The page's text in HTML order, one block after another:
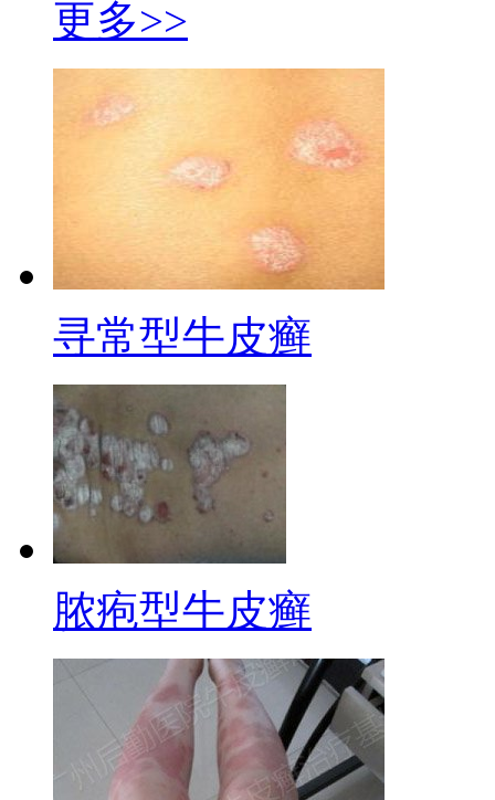
更多>>
寻常型牛皮癣
脓疱型牛皮癣